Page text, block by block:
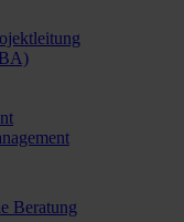
Beratung